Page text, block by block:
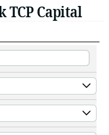
TCP Capital